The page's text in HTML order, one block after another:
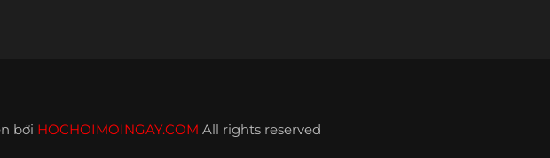
bởi HOCHOIMOINGAY.COM All rights reserved